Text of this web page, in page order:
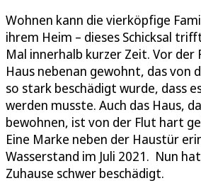
Wohnen kann die vierköpfige
ihrem Heim – dieses Schicksal
Mal innerhalb kurzer Zeit. Vor
Haus nebenan gewohnt, das von
so stark beschädigt wurde, dass
werden musste. Auch das Haus,
bewohnen, ist von der Flut hart
Eine Marke neben der Haustür
Wasserstand im Juli 2021. Nun
Zuhause schwer beschädigt.